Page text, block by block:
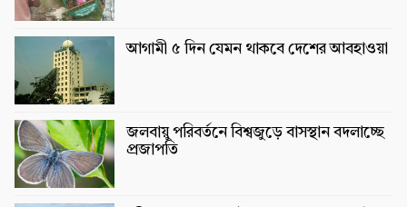
আগামী ৫ দিন যেমন থাকবে দেশের আবহাওয়া
জলবায়ু পরিবর্তনে বিশ্বজুড়ে বাসস্থান বদলাচ্ছে
প্রজাপতি